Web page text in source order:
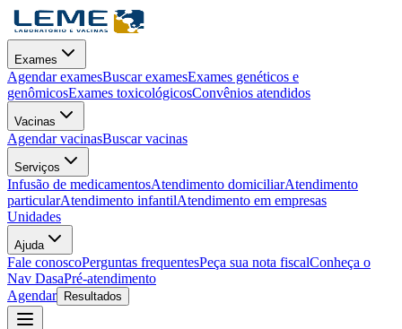
Exames
Agendar examesBuscar examesExames genéticos e
genômicosExames toxicológicosConvênios atendidos
Vacinas
Agendar vacinasBuscar vacinas
Serviços
Infusão de medicamentosAtendimento domiciliarAtendimento
particularAtendimento infantilAtendimento em empresas
Unidades
Ajuda
Fale conoscoPerguntas frequentesPeça sua nota fiscalConheça o
Nav DasaPré-atendimento
Agendar
Resultados